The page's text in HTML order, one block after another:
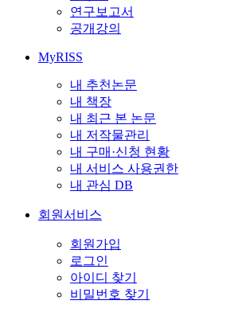
연구보고서
공개강의
MyRISS
내 추천논문
내 책장
내 최근 본 논문
내 저작물관리
내 구매·신청 현황
내 서비스 사용권한
내 관심 DB
회원서비스
회원가입
로그인
아이디 찾기
비밀번호 찾기